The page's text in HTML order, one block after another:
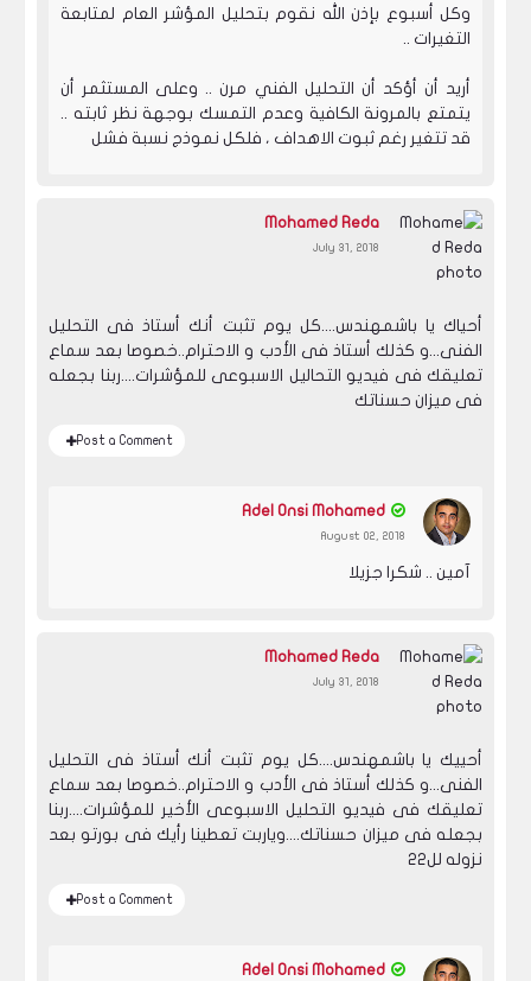
وكل أسبوع بإذن الله نقوم بتحليل المؤشر العام لمتابعة
التغيرات ..
أريد أن أؤكد أن التحليل الفني مرن .. وعلى المستثمر أن
يتمتع بالمرونة الكافية وعدم التمسك بوجهة نظر ثابته ..
قد تتغير رغم ثبوت الاهداف ، فلكل نموذج نسبة فشل
Mohamed Reda
July 31, 2018
أحياك يا باشمهندس....كل يوم تثبت أنك أستاذ فى التحليل
الفنى...و كذلك أستاذ فى الأدب و الاحترام..خصوصا بعد سماع
تعليقك فى فيديو التحاليل الاسبوعى للمؤشرات....ربنا بجعله
فى ميزان حسناتك
Post a Comment
Adel Onsi Mohamed
August 02, 2018
آمين .. شكرا جزيلا
Mohamed Reda
July 31, 2018
أحييك يا باشمهندس....كل يوم تثبت أنك أستاذ فى التحليل
الفنى...و كذلك أستاذ فى الأدب و الاحترام..خصوصا بعد سماع
تعليقك فى فيديو التحليل الاسبوعى الأخير للمؤشرات....ربنا
بجعله فى ميزان حسناتك....وياربت تعطينا رأيك فى بورتو بعد
نزوله لل٢٢
Post a Comment
Adel Onsi Mohamed